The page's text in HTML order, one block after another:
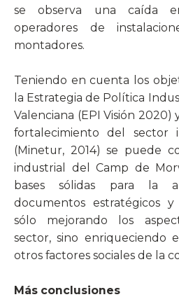
se observa una caída
operadores de
montadores.
Teniendo en cuenta los
la Estrategia de Política
Valenciana (EPI Visión 2020)
fortalecimiento del sector
(Minetur, 2014) se puede
industrial del Camp de
bases sólidas para la
documentos estratégicos
sólo mejorando los
sector, sino enriqueciendo
otros factores sociales de la
Más conclusiones